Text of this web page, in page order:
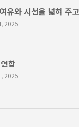
유와 시선을 넓혀 주
2025
합
2025